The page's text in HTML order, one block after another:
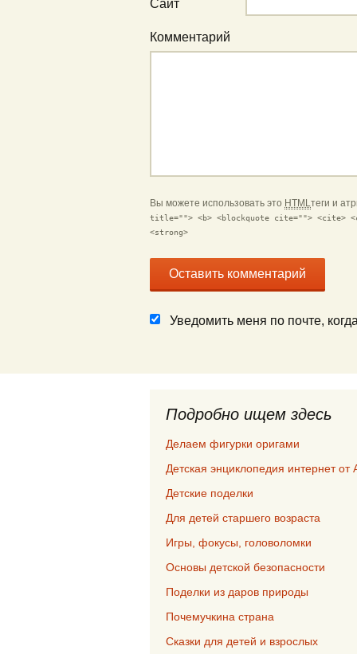
Сайт
Комментарий
Вы можете использовать это HTMLтеги и
title=""> <b> <blockquote cite=""> <cite>
<strong>
Уведомить меня по почте,
Подробно ищем здесь
Делаем фигурки оригами
Детская энциклопедия интернет от
Детские поделки
Для детей старшего возраста
Игры, фокусы, головоломки
Основы детской безопасности
Поделки из даров природы
Почемучкина страна
Сказки для детей и взрослых